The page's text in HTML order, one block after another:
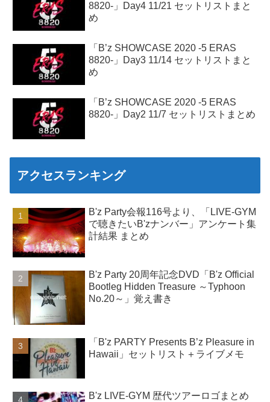
8820-」Day4 11/21 セットリストまと
め
「B’z SHOWCASE 2020 -5 ERAS
8820-」Day3 11/14 セットリストまと
め
「B’z SHOWCASE 2020 -5 ERAS
8820-」Day2 11/7 セットリストまとめ
アクセスランキング
B'z Party会報116号より、「LIVE-GYM
で聴きたいB'zナンバー」アンケート集
計結果 まとめ
B'z Party 20周年記念DVD「B'z Official
Bootleg Hidden Treasure ～Typhoon
No.20～」覚え書き
「B'z PARTY Presents B’z Pleasure in
Hawaii」セットリスト＋ライブメモ
B'z LIVE-GYM 歴代ツアーロゴまとめ